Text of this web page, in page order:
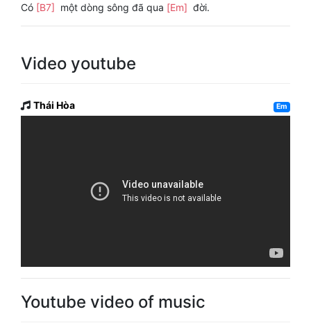
Có [B7] một dòng sông đã qua [Em] đời.
Video youtube
Thái Hòa Em
Youtube video of music